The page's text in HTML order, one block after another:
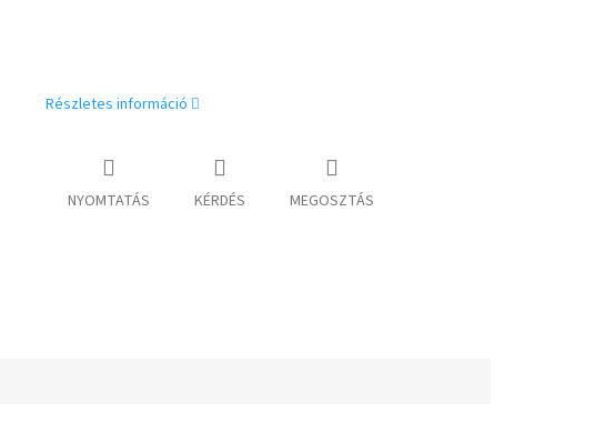
Részletes információ
NYOMTATÁS KÉRDÉS MEGOSZTÁS